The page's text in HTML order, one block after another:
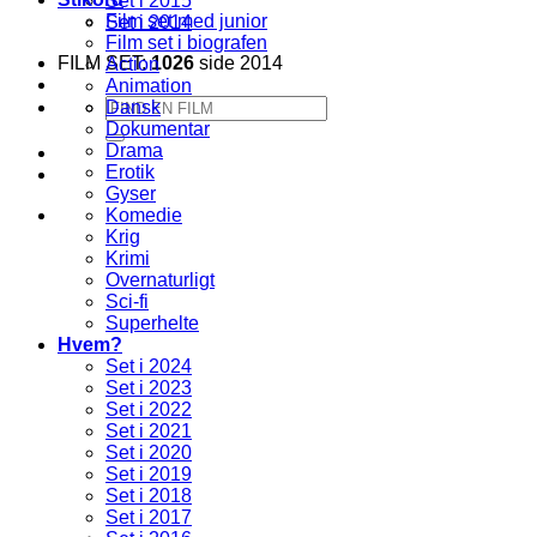
Set i 2014
FILM SET:1026 side 2014
Søg
efter:
Film set med junior
Film set i biografen
Action
Animation
Dansk
Dokumentar
Drama
Erotik
Gyser
Komedie
Krig
Krimi
Overnaturligt
Sci-fi
Superhelte
Hvem?
Set i 2024
Set i 2023
Set i 2022
Set i 2021
Set i 2020
Set i 2019
Set i 2018
Set i 2017